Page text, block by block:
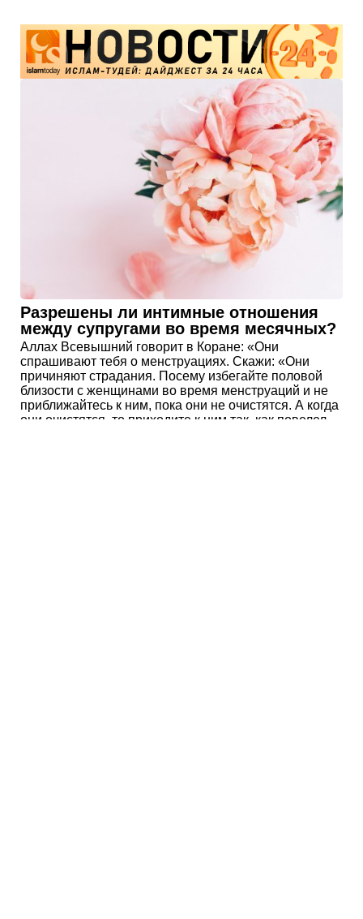
Разрешены ли интимные отношения
между супругами во время месячных?
Аллах Всевышний говорит в Коране: «Они
спрашивают тебя о менструациях. Скажи: «Они
причиняют страдания. Посему избегайте половой
близости с женщинами во время менструаций и не
приближайтесь к ним, пока они не очистятся. А когда
они очистятся, то приходите к ним так, как повелел